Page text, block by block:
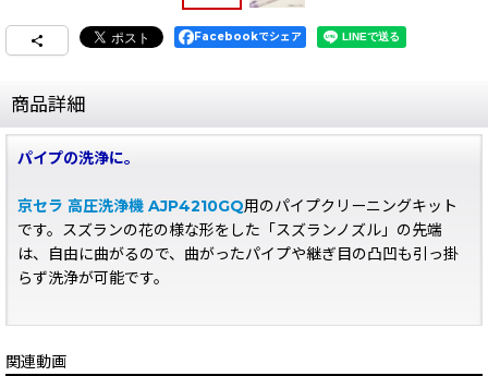
Facebookでシェア
商品詳細
パイプの洗浄に。
京セラ 高圧洗浄機 AJP4210GQ用のパイプクリーニングキット
です。スズランの花の様な形をした「スズランノズル」の先端
は、自由に曲がるので、曲がったパイプや継ぎ目の凸凹も引っ掛
らず洗浄が可能です。
関連動画